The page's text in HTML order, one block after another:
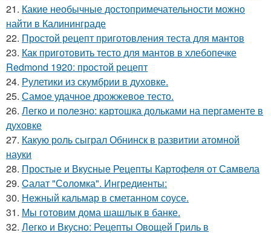
21. Какие необычные достопримечательности можно
найти в Калининграде
22. Простой рецепт приготовления теста для мантов
23. Как приготовить тесто для мантов в хлебопечке
Redmond 1920: простой рецепт
24. Рулетики из скумбрии в духовке.
25. Самое удачное дрожжевое тесто.
26. Легко и полезно: картошка дольками на пергаменте в
духовке
27. Какую роль сыграл Обнинск в развитии атомной
науки
28. Простые и Вкусные Рецепты Картофеля от Самвела
29. Cалат "Соломка". Ингредиенты:
30. Нежный кальмар в сметанном соусе.
31. Мы готовим дома шашлык в банке.
32. Легко и Вкусно: Рецепты Овощей Гриль в